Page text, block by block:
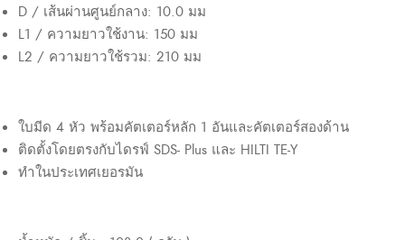
D / เส้นผ่านศูนย์กลาง: 10.0 มม
L1 / ความยาวใช้งาน: 150 มม
L2 / ความยาวใช้รวม: 210 มม
ใบมีด 4 หัว พร้อมคัตเตอร์หลัก 1 อันและคัตเตอร์สองด้าน
ติดตั้งโดยตรงกับไดรฟ์ SDS- Plus และ HILTI TE-Y
ทำในประเทศเยอรมัน